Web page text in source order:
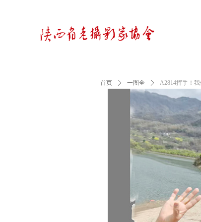
首页 ꄲ 一图全 ꄲ A2814挥手！